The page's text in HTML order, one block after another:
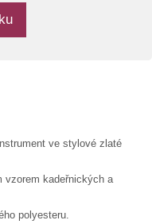
ve stylové zlaté
vzorem kadeřnických a
polyesteru.